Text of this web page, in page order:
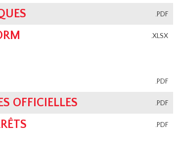
.PDF
.XLSX
.PDF
.PDF
OFFICIELLES
.PDF